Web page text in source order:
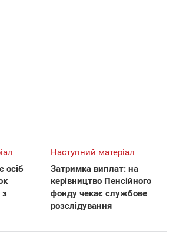
осіб
з
Наступний матеріал
Затримка виплат: на
керівництво Пенсійного
фонду чекає службове
розслідування